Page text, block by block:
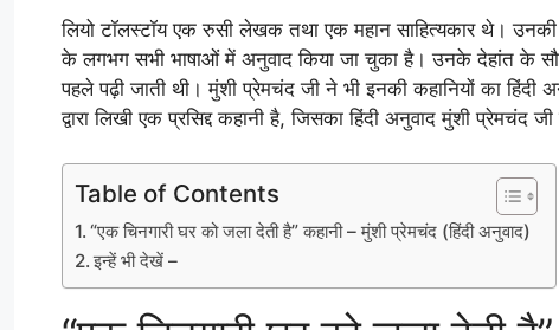
लियो टॉलस्टॉय एक रुसी लेखक तथा एक महान साहित्यकार थे। उनकी
के लगभग सभी भाषाओं में अनुवाद किया जा चुका है। उनके देहांत के
पहले पढ़ी जाती थी। मुंशी प्रेमचंद जी ने भी इनकी कहानियों का हिंदी
द्वारा लिखी एक प्रसिद्द कहानी है, जिसका हिंदी अनुवाद मुंशी प्रेमचंद
Table of Contents
“एक चिनगारी घर को जला देती है” कहानी – मुंशी प्रेमचंद (हिंदी अनुवाद)
इन्हें भी देखें –